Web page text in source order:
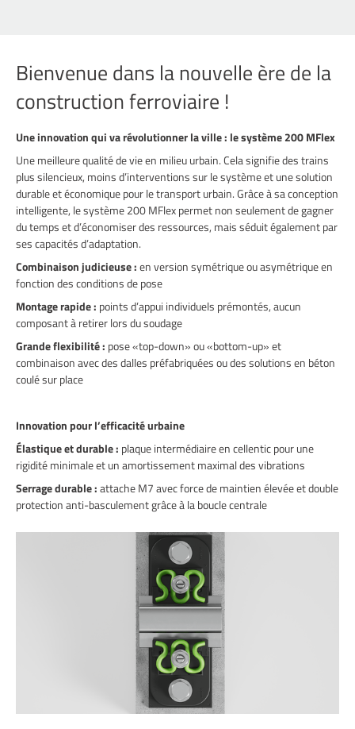
Bienvenue dans la nouvelle ère de la
construction ferroviaire !
Une innovation qui va révolutionner la ville : le système 200 MFlex
Une meilleure qualité de vie en milieu urbain. Cela signifie des trains
plus silencieux, moins d’interventions sur le système et une solution
durable et économique pour le transport urbain. Grâce à sa conception
intelligente, le système 200 MFlex permet non seulement de gagner
du temps et d’économiser des ressources, mais séduit également par
ses capacités d’adaptation.
Combinaison judicieuse :en version symétrique ou asymétrique en
fonction des conditions de pose
Montage rapide : points d’appui individuels prémontés, aucun
composant à retirer lors du soudage
Grande flexibilité : pose «top-down» ou «bottom-up» et
combinaison avec des dalles préfabriquées ou des solutions en béton
coulé sur place
Innovation pour l’efficacité urbaine
Élastique et durable : plaque intermédiaire en cellentic pour une
rigidité minimale et un amortissement maximal des vibrations
Serrage durable :attache M7 avec force de maintien élevée et double
protection anti-basculement grâce à la boucle centrale